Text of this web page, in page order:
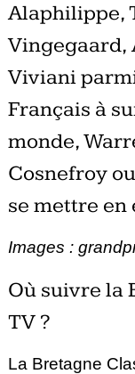
Alaphilippe,
Vingegaard,
Viviani
Français à
monde,
Cosnefroy
se mettre en
Images :
Où suivre la
TV ?
La Bretagne